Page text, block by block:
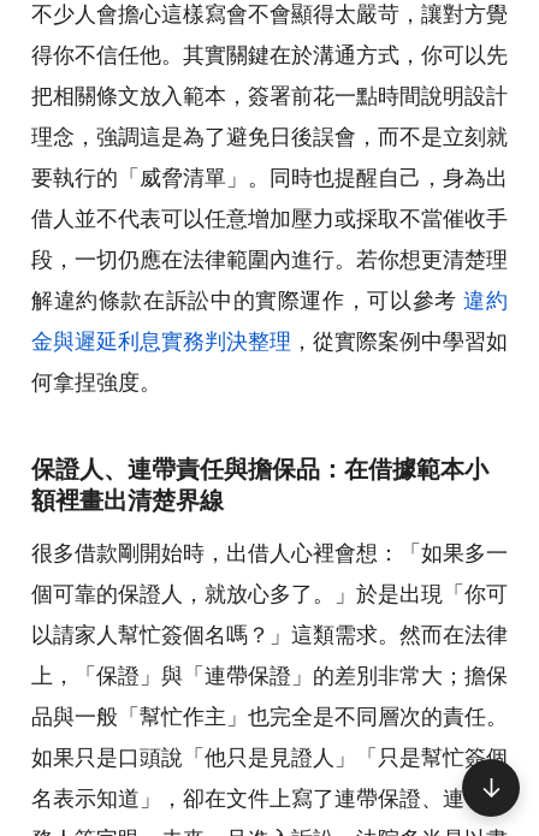
不少人會擔心這樣寫會不會顯得太嚴苛，讓對方覺
得你不信任他。其實關鍵在於溝通方式，你可以先
把相關條文放入範本，簽署前花一點時間說明設計
理念，強調這是為了避免日後誤會，而不是立刻就
要執行的「威脅清單」。同時也提醒自己，身為出
借人並不代表可以任意增加壓力或採取不當催收手
段，一切仍應在法律範圍內進行。若你想更清楚理
解違約條款在訴訟中的實際運作，可以參考 違約
金與遲延利息實務判決整理 ，從實際案例中學習如
何拿捏強度。
保證人、連帶責任與擔保品：在借據範本小
額裡畫出清楚界線
很多借款剛開始時，出借人心裡會想：「如果多一
個可靠的保證人，就放心多了。」於是出現「你可
以請家人幫忙簽個名嗎？」這類需求。然而在法律
上，「保證」與「連帶保證」的差別非常大；擔保
品與一般「幫忙作主」也完全是不同層次的責任。
如果只是口頭說「他只是見證人」「只是幫忙簽個
名表示知道」，卻在文件上寫了連帶保證、連帶債
↓